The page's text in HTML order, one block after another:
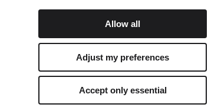
Allow all
Adjust my preferences
Accept only essential